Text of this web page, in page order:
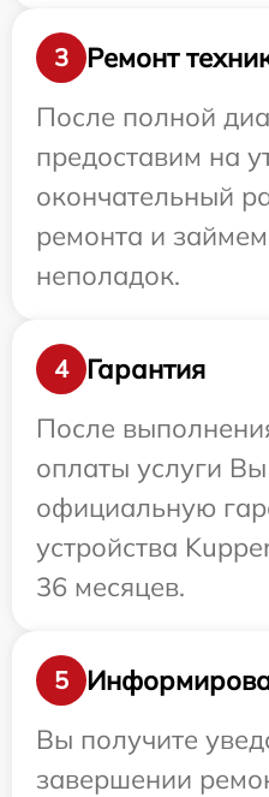
3
Ремонт
После полной
предоставим на
окончательный
ремонта и
неполадок.
4
Гарантия
После
оплаты услуги
официальную
устройства
36 месяцев.
5
Вы получите
завершении